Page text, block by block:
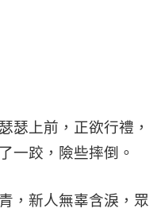
瑟上前，正欲行禮，
一跤，險些摔倒。
，新人無辜含淚，眾